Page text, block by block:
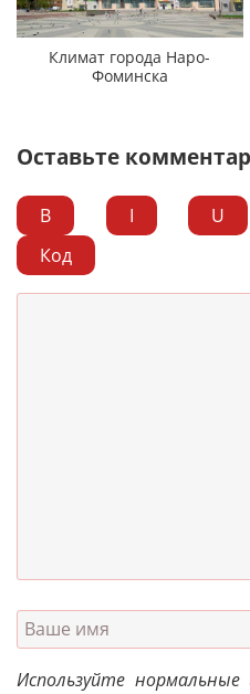
Климат города Наро-
Фоминска
Оставьте
B I U
Код
Используйте